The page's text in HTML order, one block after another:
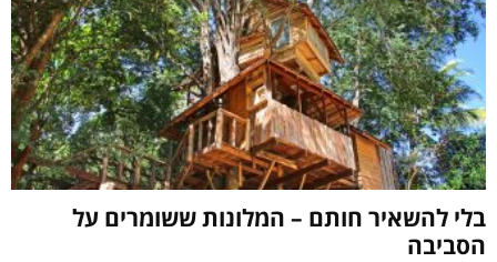
בלי להשאיר חותם – המלונות ששומרים על
הסביבה